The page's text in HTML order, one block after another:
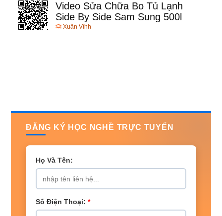
Video Sửa Chữa Bo Tủ Lạnh
Side By Side Sam Sung 500l
Xuân Vĩnh
ĐĂNG KÝ HỌC NGHỀ TRỰC TUYẾN
Họ Và Tên:
Số Điện Thoại: *